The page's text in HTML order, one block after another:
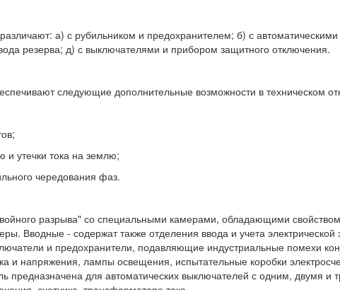
а) с рубильником и предохранителем; б) с
резерва; д) с выключателями и прибором защитного отключения.
следующие дополнительные возможности в техническом
утечки тока на землю;
чередования фаз.
разрыва" со специальными камерами, обладающими
Вводные - содержат также отделения ввода и учета
и предохранители, подавляющие индустриальные помехи
и напряжения, лампы освещения, испытательные коробки
предназначена для автоматических выключателей с одним, двумя и